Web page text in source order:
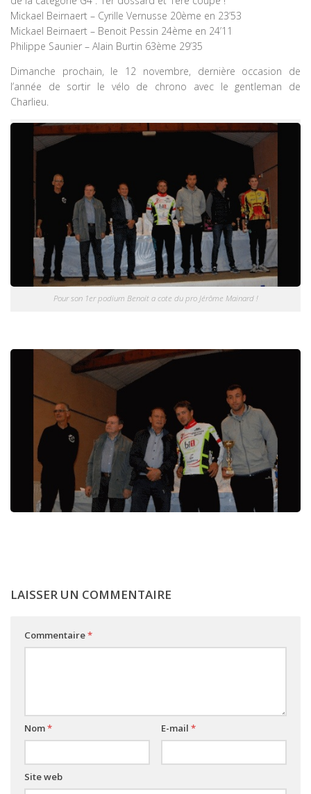
Mickael Beirnaert – Cyrille Vernusse 20ème en 23’53
Mickael Beirnaert – Benoit Pessin 24ème en 24’11
Philippe Saunier – Alain Burtin 63ème 29’35
Dimanche prochain, le 12 novembre, dernière occasion de
l’année de sortir le vélo de chrono avec le gentleman de
Charlieu.
Pour son 1er podium Benoit a cote du pro Jérôme Mainard !
LAISSER UN COMMENTAIRE
Commentaire*
Nom* E-mail *
Site web